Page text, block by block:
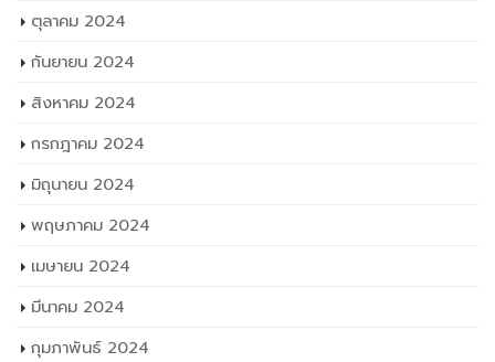
ตุลาคม 2024
กันยายน 2024
สิงหาคม 2024
กรกฎาคม 2024
มิถุนายน 2024
พฤษภาคม 2024
เมษายน 2024
มีนาคม 2024
กุมภาพันธ์ 2024